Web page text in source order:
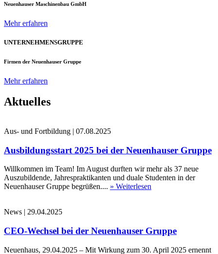
Neuenhauser Maschinenbau GmbH
Mehr erfahren
UNTERNEHMENSGRUPPE
Firmen der Neuenhauser Gruppe
Mehr erfahren
Aktuelles
Aus- und Fortbildung | 07.08.2025
Ausbildungsstart 2025 bei der Neuenhauser Gruppe
Willkommen im Team! Im August durften wir mehr als 37 neue
Auszubildende, Jahrespraktikanten und duale Studenten in der
Neuenhauser Gruppe begrüßen.... » Weiterlesen
News | 29.04.2025
CEO-Wechsel bei der Neuenhauser Gruppe
Neuenhaus, 29.04.2025 – Mit Wirkung zum 30. April 2025 ernennt